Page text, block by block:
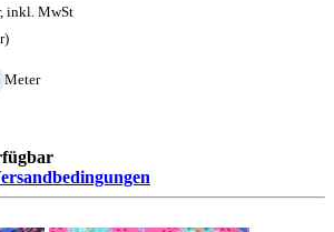
inkl. MwSt
Meter